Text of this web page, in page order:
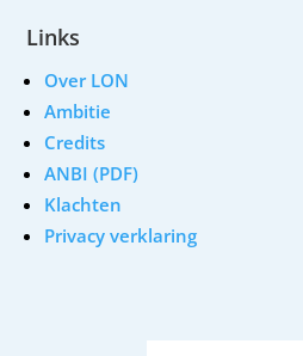
Links
Over LON
Ambitie
Credits
ANBI (PDF)
Klachten
Privacy verklaring